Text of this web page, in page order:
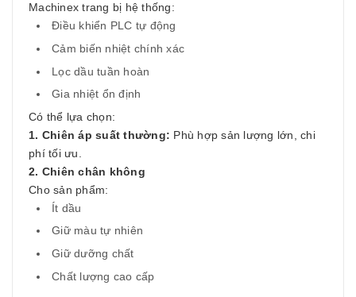
Machinex trang bị hệ thống:
Điều khiển PLC tự động
Cảm biến nhiệt chính xác
Lọc dầu tuần hoàn
Gia nhiệt ổn định
Có thể lựa chọn:
1. Chiên áp suất thường: Phù hợp sản lượng lớn, chi
phí tối ưu.
2. Chiên chân không
Cho sản phẩm:
Ít dầu
Giữ màu tự nhiên
Giữ dưỡng chất
Chất lượng cao cấp